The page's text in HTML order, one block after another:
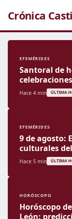
Crónica
EFEMÉRIDES
Santoral de
Hace 4 min ÚLTIMA
EFEMÉRIDES
9 de agosto:
culturales
Hace 5 min ÚLTIMA
HORÓSCOPO
Horóscopo
León: